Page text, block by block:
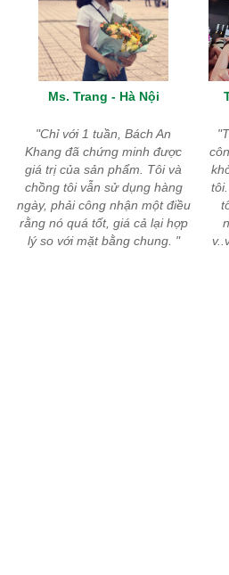
Ms. Trang - Hà Nội
Chỉ với 1 tuần, Bách An
Khang đã chứng minh được
giá trị của sản phẩm. Tôi và
chồng tôi vẫn sử dụng hàng
ngày, phải công nhận một điều
rằng nó quá tốt, giá cả lại hợp
lý so với mặt bằng chung.